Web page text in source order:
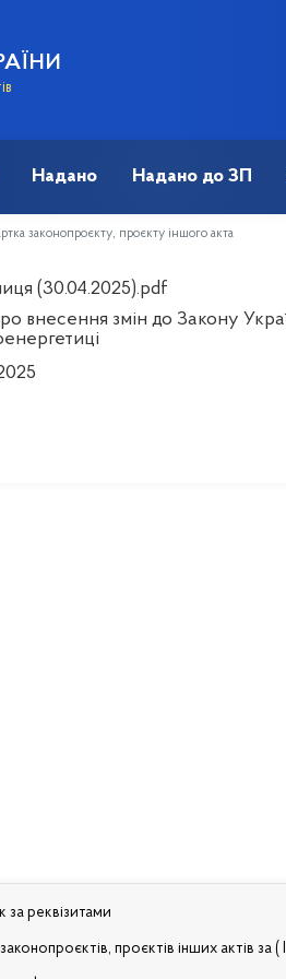
Надано Надано до ЗП
законопроєкту, проєкту іншого акта
(30.04.2025).pdf
внесення змін до Закону
реквізитами
проєктів інших актів за (